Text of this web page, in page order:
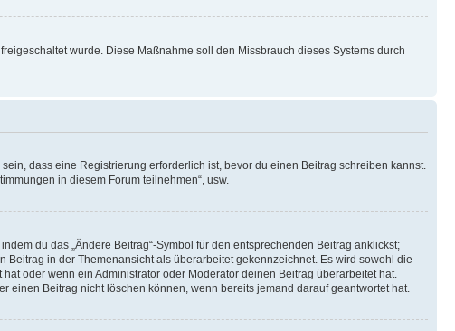
wurde. Diese Maßnahme soll den Missbrauch dieses Systems durch
dass eine Registrierung erforderlich ist, bevor du einen Beitrag schreiben kannst.
in diesem Forum teilnehmen“, usw.
du das „Ändere Beitrag“-Symbol für den entsprechenden Beitrag anklickst;
in der Themenansicht als überarbeitet gekennzeichnet. Es wird sowohl die
oder wenn ein Administrator oder Moderator deinen Beitrag überarbeitet hat.
Beitrag nicht löschen können, wenn bereits jemand darauf geantwortet hat.